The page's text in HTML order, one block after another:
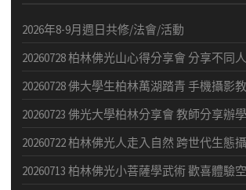
2026年8-9月週日共修/法會/活動
20260728 柏林佛光山心得分享會 分享不同
20260728 佛大學生柏林萬湖踏青 手機攝影
20260723 佛光大學柏林分享會 教師分享辦
20260722 柏林佛光人走入自然 跨世代生態
20260713 柏林佛光小菩薩學武術 歡喜體驗